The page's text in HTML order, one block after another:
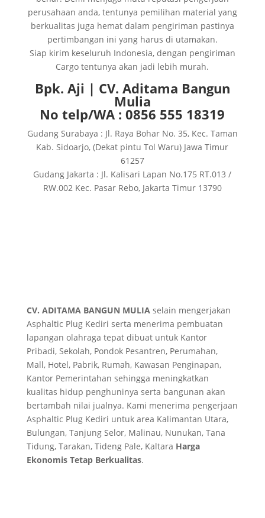
perusahaan anda, tentunya pemilihan material yang
berkualitas juga hemat dalam pengiriman pastinya
pertimbangan ini yang harus di utamakan.
Siap kirim keseluruh Indonesia, dengan pengiriman
Cargo tentunya akan jadi lebih murah.
Bpk. Aji | CV. Aditama Bangun
Mulia
No telp/WA : 0856 555 18319
Gudang Surabaya : Jl. Raya Bohar No. 35, Kec. Taman
Kab. Sidoarjo, (Dekat pintu Tol Waru) Jawa Timur
61257
Gudang Jakarta : Jl. Kalisari Lapan No.175 RT.013 /
RW.002 Kec. Pasar Rebo, Jakarta Timur 13790
CV. ADITAMA BANGUN MULIAselain mengerjakan
Asphaltic Plug Kediri serta menerima pembuatan
lapangan olahraga tepat dibuat untuk Kantor
Pribadi, Sekolah, Pondok Pesantren, Perumahan,
Mall, Hotel, Pabrik, Rumah, Kawasan Penginapan,
Kantor Pemerintahan sehingga meningkatkan
kualitas hidup penghuninya serta bangunan akan
bertambah nilai jualnya. Kami menerima pengerjaan
Asphaltic Plug Kediri untuk area Kalimantan Utara,
Bulungan, Tanjung Selor, Malinau, Nunukan, Tana
Tidung, Tarakan, Tideng Pale, Kaltara Harga
Ekonomis Tetap Berkualitas.